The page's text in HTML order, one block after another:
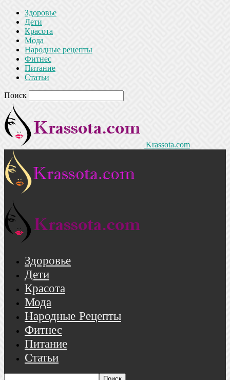
Здоровье
Дети
Красота
Мода
Народные рецепты
Фитнес
Питание
Статьи
Поиск
Krassota.com
Здоровье
Дети
Красота
Мода
Народные Рецепты
Фитнес
Питание
Статьи